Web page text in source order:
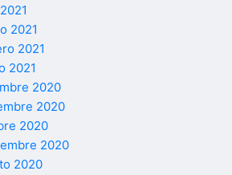
2021
2021
2021
2020
2020
2020
2020
2020